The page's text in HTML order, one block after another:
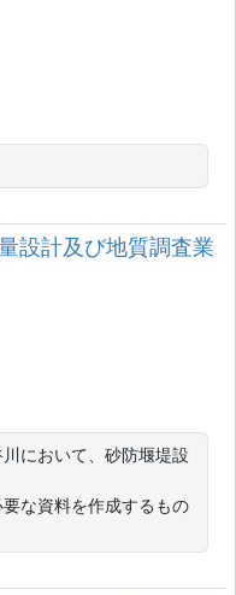
設計及び地質調査業
において、砂防堰堤設
な資料を作成するもの